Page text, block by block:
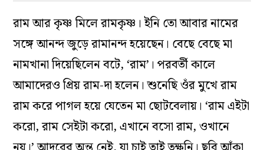
রাম আর কৃষ্ণ মিলে রামকৃষ্ণ। ইনি তো আবার নামের
সঙ্গে আনন্দ জুড়ে রামানন্দ হয়েছেন। বেছে বেছে মা
নামখানা দিয়েছিলেন বটে, ‘রাম’। পরবর্তী কালে
আমাদেরও প্রিয় রাম-দা হলেন। শুনেছি ওঁর মুখে রাম
রাম করে পাগল হয়ে যেতেন মা ছোটবেলায়। ‘রাম এইটা
করো, রাম সেইটা করো, এখানে বসো রাম, ওখানে